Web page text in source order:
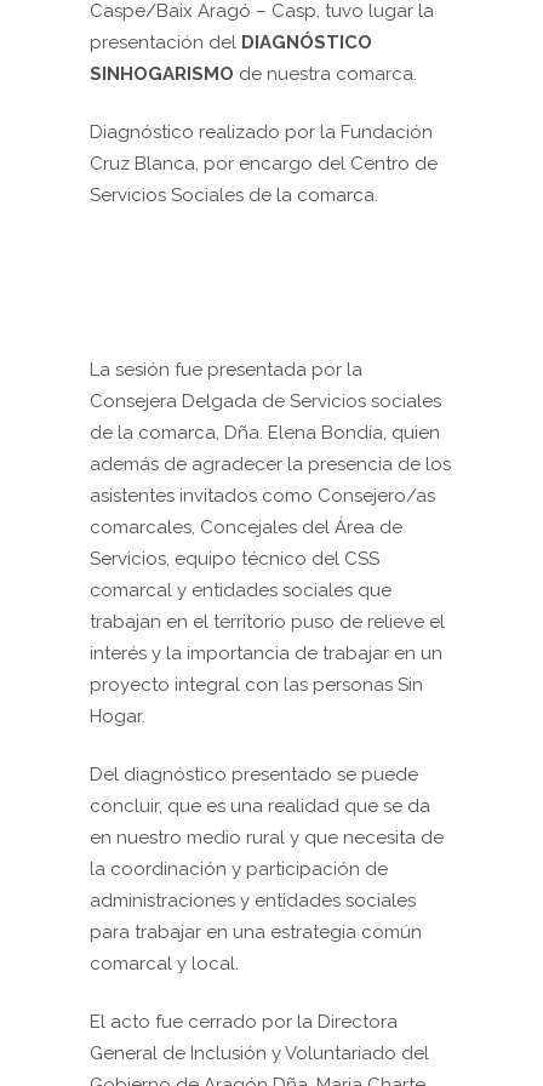
Caspe/Baix Aragó – Casp, tuvo lugar la
presentación del DIAGNÓSTICO
SINHOGARISMO de nuestra comarca.
Diagnóstico realizado por la Fundación
Cruz Blanca, por encargo del Centro de
Servicios Sociales de la comarca.
La sesión fue presentada por la
Consejera Delgada de Servicios sociales
de la comarca, Dña. Elena Bondía, quien
además de agradecer la presencia de los
asistentes invitados como Consejero/as
comarcales, Concejales del Área de
Servicios, equipo técnico del CSS
comarcal y entidades sociales que
trabajan en el territorio puso de relieve el
interés y la importancia de trabajar en un
proyecto integral con las personas Sin
Hogar.
Del diagnóstico presentado se puede
concluir, que es una realidad que se da
en nuestro medio rural y que necesita de
la coordinación y participación de
administraciones y entidades sociales
para trabajar en una estrategia común
comarcal y local.
El acto fue cerrado por la Directora
General de Inclusión y Voluntariado del